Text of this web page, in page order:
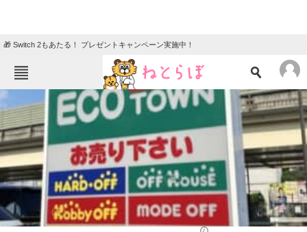
🎁 Switch 2もあたる！ プレゼントキャンペーン実施中！
ねとらぼメニュー
TOP ニュース
エンタメ クイズ
グルメ 地域
教育・育児
動物 リサーチ